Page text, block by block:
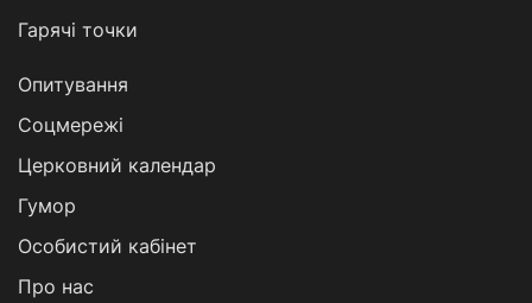
Гарячі точки
Опитування
Соцмережі
Церковний календар
Гумор
Особистий кабінет
Про нас